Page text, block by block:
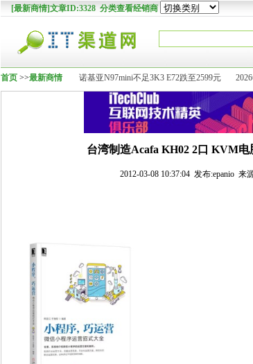
[最新商情]文章ID:3328 分类查看经销商
首页 >>最新商情 诺基亚N97mini不足3K3 E72跌至2599元
台湾制造Acafa KH02 2口 KVM
2012-03-08 10:37:04 发布:epanio